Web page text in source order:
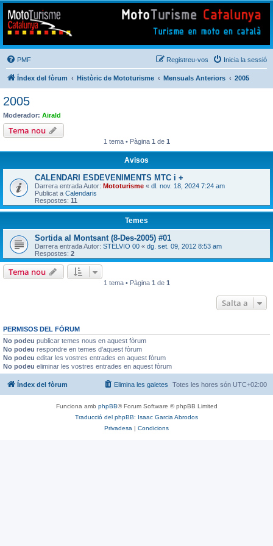
Mototurisme
Turisme en moto en català
PMF Inicia la sessió
Registreu-vos
Índex del fòrum Històric de Mototurisme Mensuals Anteriors 2005
2005
Moderador: Airald
Tema nou
1 tema • Pàgina 1 de 1
Avisos
CALENDARI ESDEVENIMENTS MTC i +
Darrera entrada Autor: Mototurisme « dl. nov. 18, 2024 7:24 am
Publicat a Calendaris
Respostes: 11
Temes
Sortida al Montsant (8-Des-2005) #01
Darrera entrada Autor: STELVIO 00 « dg. set. 09, 2012 8:53 am
Respostes: 2
Tema nou
1 tema • Pàgina 1 de 1
Salta a
PERMISOS DEL FÒRUM
No podeu publicar temes nous en aquest fòrum
No podeu respondre en temes d’aquest fòrum
No podeu editar les vostres entrades en aquest fòrum
No podeu eliminar les vostres entrades en aquest fòrum
Índex del fòrum Totes les hores són UTC+02:00
Elimina les galetes
Funciona amb phpBB® Forum Software © phpBB Limited
Traducció del phpBB: Isaac Garcia Abrodos
Privadesa | Condicions